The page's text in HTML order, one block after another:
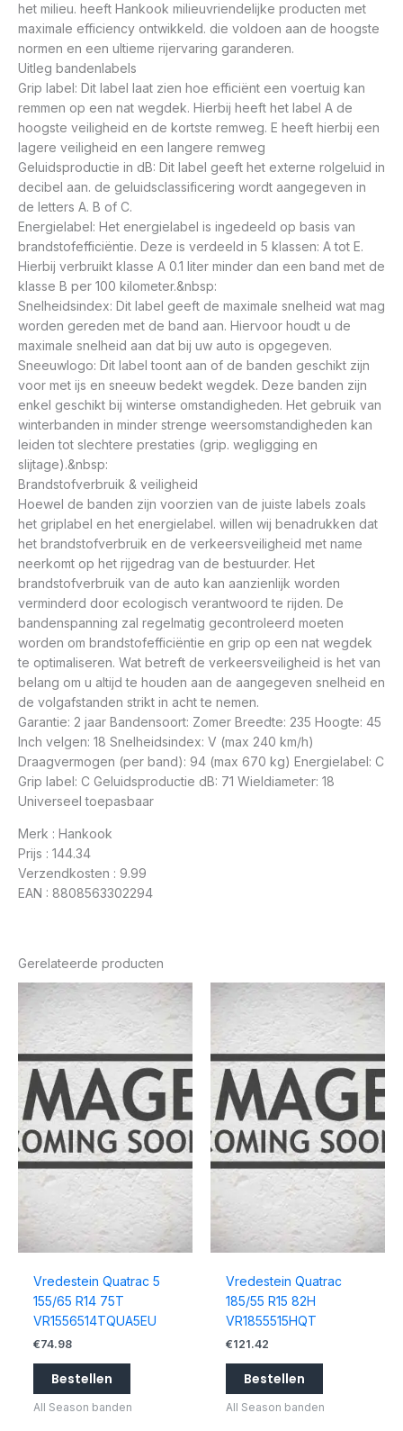
het milieu. heeft Hankook milieuvriendelijke producten met
maximale efficiency ontwikkeld. die voldoen aan de hoogste
normen en een ultieme rijervaring garanderen.
Uitleg bandenlabels
Grip label: Dit label laat zien hoe efficiënt een voertuig kan
remmen op een nat wegdek. Hierbij heeft het label A de
hoogste veiligheid en de kortste remweg. E heeft hierbij een
lagere veiligheid en een langere remweg
Geluidsproductie in dB: Dit label geeft het externe rolgeluid in
decibel aan. de geluidsclassificering wordt aangegeven in
de letters A. B of C.
Energielabel: Het energielabel is ingedeeld op basis van
brandstofefficiëntie. Deze is verdeeld in 5 klassen: A tot E.
Hierbij verbruikt klasse A 0.1 liter minder dan een band met de
klasse B per 100 kilometer.&nbsp:
Snelheidsindex: Dit label geeft de maximale snelheid wat mag
worden gereden met de band aan. Hiervoor houdt u de
maximale snelheid aan dat bij uw auto is opgegeven.
Sneeuwlogo: Dit label toont aan of de banden geschikt zijn
voor met ijs en sneeuw bedekt wegdek. Deze banden zijn
enkel geschikt bij winterse omstandigheden. Het gebruik van
winterbanden in minder strenge weersomstandigheden kan
leiden tot slechtere prestaties (grip. wegligging en
slijtage).&nbsp:
Brandstofverbruik & veiligheid
Hoewel de banden zijn voorzien van de juiste labels zoals
het griplabel en het energielabel. willen wij benadrukken dat
het brandstofverbruik en de verkeersveiligheid met name
neerkomt op het rijgedrag van de bestuurder. Het
brandstofverbruik van de auto kan aanzienlijk worden
verminderd door ecologisch verantwoord te rijden. De
bandenspanning zal regelmatig gecontroleerd moeten
worden om brandstofefficiëntie en grip op een nat wegdek
te optimaliseren. Wat betreft de verkeersveiligheid is het van
belang om u altijd te houden aan de aangegeven snelheid en
de volgafstanden strikt in acht te nemen.
Garantie: 2 jaar Bandensoort: Zomer Breedte: 235 Hoogte: 45
Inch velgen: 18 Snelheidsindex: V (max 240 km/h)
Draagvermogen (per band): 94 (max 670 kg) Energielabel: C
Grip label: C Geluidsproductie dB: 71 Wieldiameter: 18
Universeel toepasbaar
Merk : Hankook
Prijs : 144.34
Verzendkosten : 9.99
EAN : 8808563302294
Gerelateerde producten
Vredestein Quatrac 5
155/65 R14 75T
VR1556514TQUA5EU
€74.98
Bestellen
All Season banden
Vredestein Quatrac
185/55 R15 82H
VR1855515HQT
€121.42
Bestellen
All Season banden